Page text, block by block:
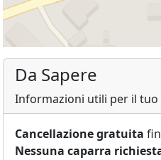
Da Sapere
Informazioni utili per il
Cancellazione gratuita
Nessuna caparra